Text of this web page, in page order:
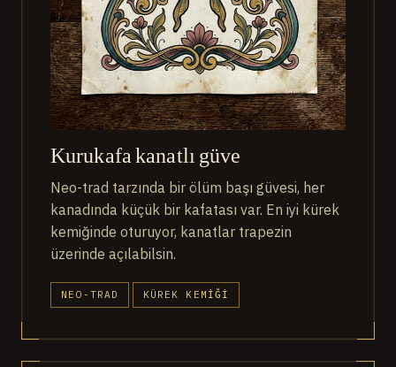
Kurukafa kanatlı güve
Neo-trad tarzında bir ölüm başı güvesi, her
kanadında küçük bir kafatası var. En iyi kürek
kemiğinde oturuyor, kanatlar trapezin
üzerinde açılabilsin.
NEO-TRAD KÜREK KEMIĞI